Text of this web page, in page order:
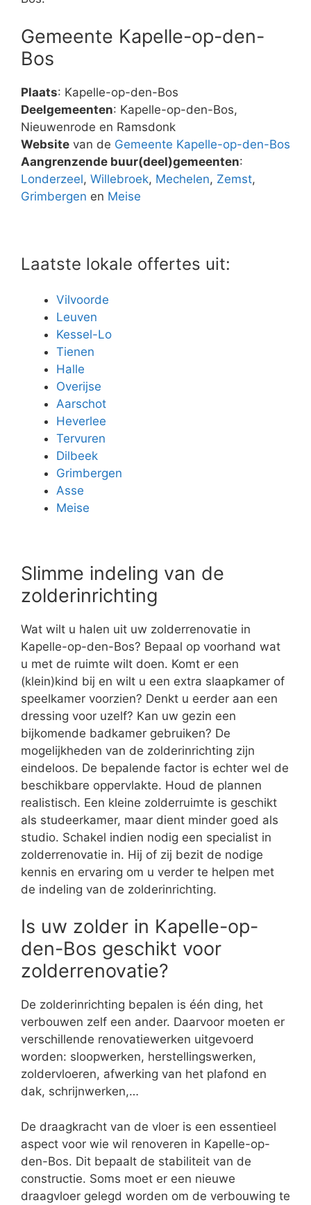
Gemeente Kapelle-op-den-
Bos
Plaats: Kapelle-op-den-Bos
Deelgemeenten: Kapelle-op-den-Bos,
Nieuwenrode en Ramsdonk
Website van de Gemeente Kapelle-op-den-Bos
Aangrenzende buur(deel)gemeenten:
Londerzeel, Willebroek, Mechelen, Zemst,
Grimbergen en Meise
Laatste lokale offertes uit:
Vilvoorde
Leuven
Kessel-Lo
Tienen
Halle
Overijse
Aarschot
Heverlee
Tervuren
Dilbeek
Grimbergen
Asse
Meise
Slimme indeling van de
zolderinrichting
Wat wilt u halen uit uw zolderrenovatie in
Kapelle-op-den-Bos? Bepaal op voorhand wat
u met de ruimte wilt doen. Komt er een
(klein)kind bij en wilt u een extra slaapkamer of
speelkamer voorzien? Denkt u eerder aan een
dressing voor uzelf? Kan uw gezin een
bijkomende badkamer gebruiken? De
mogelijkheden van de zolderinrichting zijn
eindeloos. De bepalende factor is echter wel de
beschikbare oppervlakte. Houd de plannen
realistisch. Een kleine zolderruimte is geschikt
als studeerkamer, maar dient minder goed als
studio. Schakel indien nodig een specialist in
zolderrenovatie in. Hij of zij bezit de nodige
kennis en ervaring om u verder te helpen met
de indeling van de zolderinrichting.
Is uw zolder in Kapelle-op-
den-Bos geschikt voor
zolderrenovatie?
De zolderinrichting bepalen is één ding, het
verbouwen zelf een ander. Daarvoor moeten er
verschillende renovatiewerken uitgevoerd
worden: sloopwerken, herstellingswerken,
zoldervloeren, afwerking van het plafond en
dak, schrijnwerken,…
De draagkracht van de vloer is een essentieel
aspect voor wie wil renoveren in Kapelle-op-
den-Bos. Dit bepaalt de stabiliteit van de
constructie. Soms moet er een nieuwe
draagvloer gelegd worden om de verbouwing te